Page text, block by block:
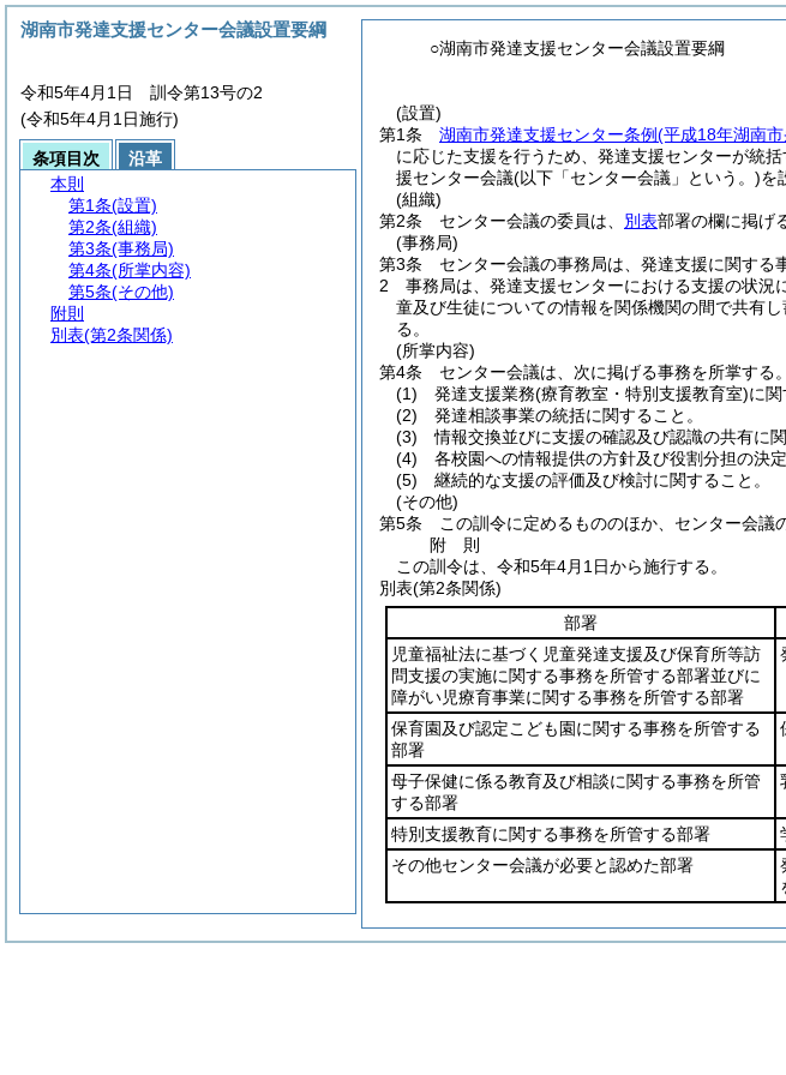
○湖南市発達支援センター会議設置要綱
(設置)
第1条
湖南市発達支援センター条例(平成18年湖南
に応じた支援を行うため、発達支援センターが統
援センター会議(以下「センター会議」という。)を
(組織)
第2条
センター会議の委員は、 別表部署の欄に掲げ
(事務局)
第3条
センター会議の事務局は、発達支援に関する
2
事務局は、発達支援センターにおける支援の状況
童及び生徒についての情報を関係機関の間で共有
る。
(所掌内容)
第4条
センター会議は、次に掲げる事務を所掌する。
(1)
発達支援業務(療育教室・特別支援教育室)に関
(2)
発達相談事業の統括に関すること。
(3)
情報交換並びに支援の確認及び認識の共有に関
(4)
各校園への情報提供の方針及び役割分担の決定
(5)
継続的な支援の評価及び検討に関すること。
(その他)
第5条
この訓令に定めるもののほか、センター会議
附 則
この訓令は、令和5年4月1日から施行する。
別表(第2条関係)
部署
児童福祉法に基づく児童発達支援及び保育所等訪
問支援の実施に関する事務を所管する部署並びに
障がい児療育事業に関する事務を所管する部署
保育園及び認定こども園に関する事務を所管する
部署
母子保健に係る教育及び相談に関する事務を所管
する部署
特別支援教育に関する事務を所管する部署
その他センター会議が必要と認めた部署
湖南市発達支援センター会議設置要綱
令和5年4月1日 訓令第13号の2
(令和5年4月1日施行)
条項目次
沿革
本則
第1条(設置)
第2条(組織)
第3条(事務局)
第4条(所掌内容)
第5条(その他)
附則
別表(第2条関係)